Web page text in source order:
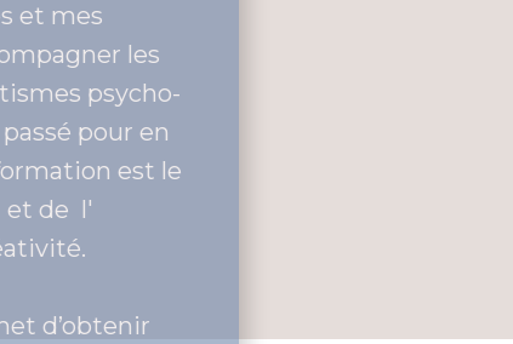
et mes
d'accompagner les
traumatismes psycho-
lourd passé pour en
transformation est le
de soi et de l'
et la créativité.
permet d’obtenir